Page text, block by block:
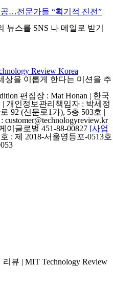
…전문가들 “획기적 진전”
뉴스를 SNS 나 메일로 받기
상을 이롭게 한다는 미션을 추
편집장 : Mat Honan | 한국
| 개인정보관리책임자 : 박세정
92 (신문로1가), 5층 503호 |
이글로벌 451-88-00827 [사업
: 제 2018-서울영등포-0513호
뷰 | MIT Technology Review